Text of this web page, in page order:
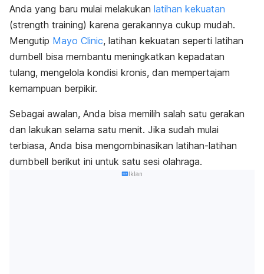
Anda yang baru mulai melakukan latihan kekuatan
(strength training) karena gerakannya cukup mudah.
Mengutip Mayo Clinic, latihan kekuatan seperti latihan
dumbell bisa membantu meningkatkan kepadatan
tulang, mengelola kondisi kronis, dan mempertajam
kemampuan berpikir.
Sebagai awalan, Anda bisa memilih salah satu gerakan
dan lakukan selama satu menit. Jika sudah mulai
terbiasa, Anda bisa mengombinasikan latihan-latihan
dumbbell berikut ini untuk satu sesi olahraga.
Iklan